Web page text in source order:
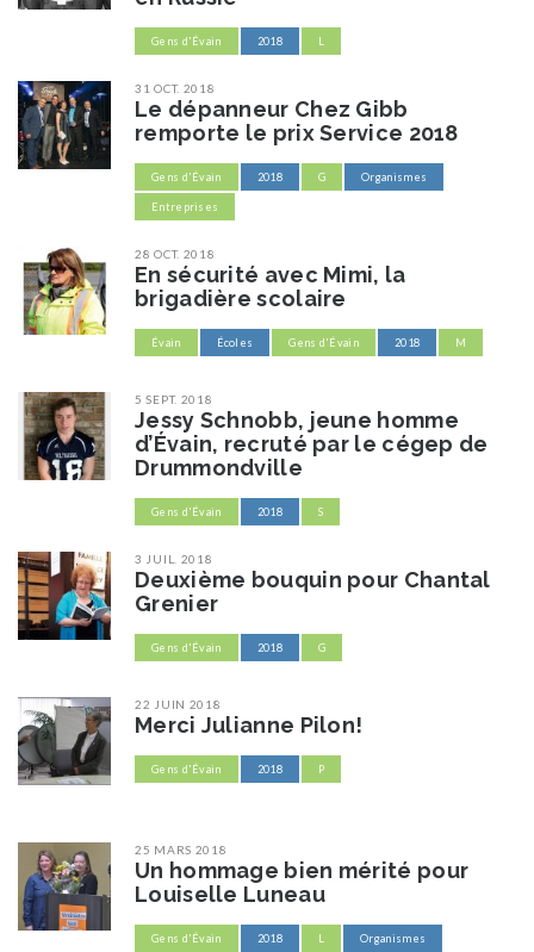
Gens d'Évain 2018 L
31 OCT. 2018
Le dépanneur Chez Gibb
remporte le prix Service 2018
Gens d'Évain 2018 G Organismes
Entreprises
28 OCT. 2018
En sécurité avec Mimi, la
brigadière scolaire
Évain Écoles Gens d'Évain 2018 M
5 SEPT. 2018
Jessy Schnobb, jeune homme
d’Évain, recruté par le cégep de
Drummondville
Gens d'Évain 2018 S
3 JUIL. 2018
Deuxième bouquin pour Chantal
Grenier
Gens d'Évain 2018 G
22 JUIN 2018
Merci Julianne Pilon!
Gens d'Évain 2018 P
25 MARS 2018
Un hommage bien mérité pour
Louiselle Luneau
Gens d'Évain 2018 L Organismes